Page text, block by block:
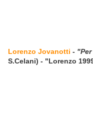
Lorenzo Jovanotti -
S.Celani) - "Lorenzo